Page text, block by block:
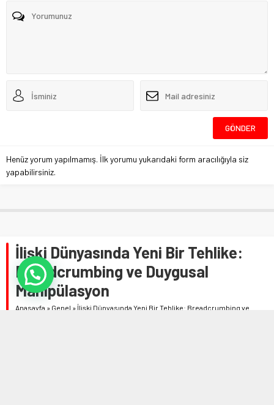
Henüz yorum yapılmamış. İlk yorumu yukarıdaki form aracılığıyla siz
yapabilirsiniz.
İlişki Dünyasında Yeni Bir Tehlike:
Breadcrumbing ve Duygusal
Manipülasyon
Anasayfa » Genel » İlişki Dünyasında Yeni Bir Tehlike: Breadcrumbing ve